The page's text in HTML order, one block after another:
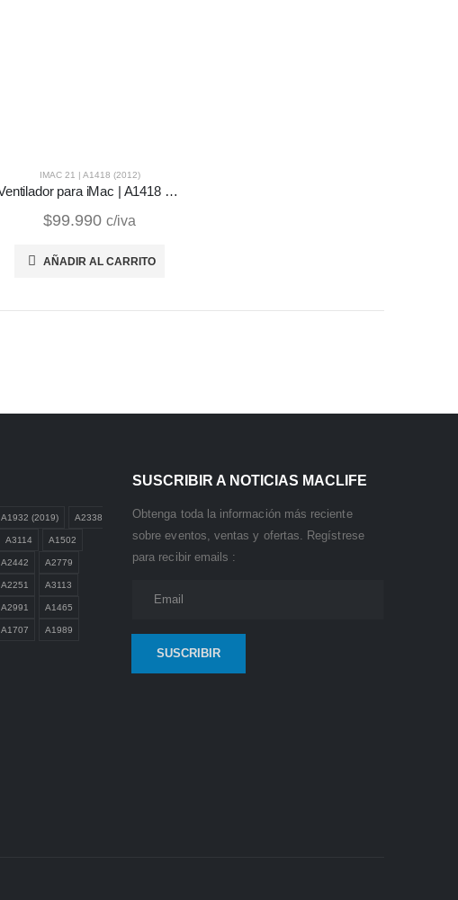
IMAC 21 | A1418 (2012)
Ventilador para iMac | A1418 (2012)
$99.990 c/iva
AÑADIR AL CARRITO
A1932 (2019) A2338
A3114 A1502
A2442 A2779
A2251 A3113
A2991 A1465
A1707 A1989
SUSCRIBIR A NOTICIAS MACLIFE
Obtenga toda la información más reciente
sobre eventos, ventas y ofertas. Regístrese
para recibir emails :